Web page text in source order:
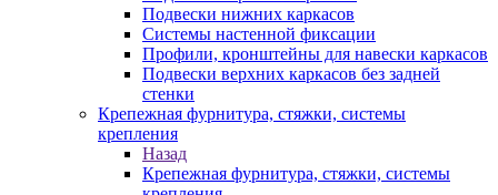
Подвески нижних каркасов
Системы настенной фиксации
Профили, кронштейны для навески каркасов
Подвески верхних каркасов без задней
стенки
Крепежная фурнитура, стяжки, системы
крепления
Назад
Крепежная фурнитура, стяжки, системы